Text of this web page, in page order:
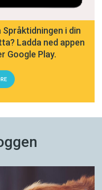
Språktidningen i din
Ladda ned appen
Google Play.